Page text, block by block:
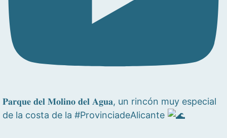
𝐏𝐚𝐫𝐪𝐮𝐞 𝐝𝐞𝐥 𝐌𝐨𝐥𝐢𝐧𝐨 𝐝𝐞𝐥 𝐀𝐠𝐮𝐚, un rincón muy especial
de la costa de la #ProvinciadeAlicante